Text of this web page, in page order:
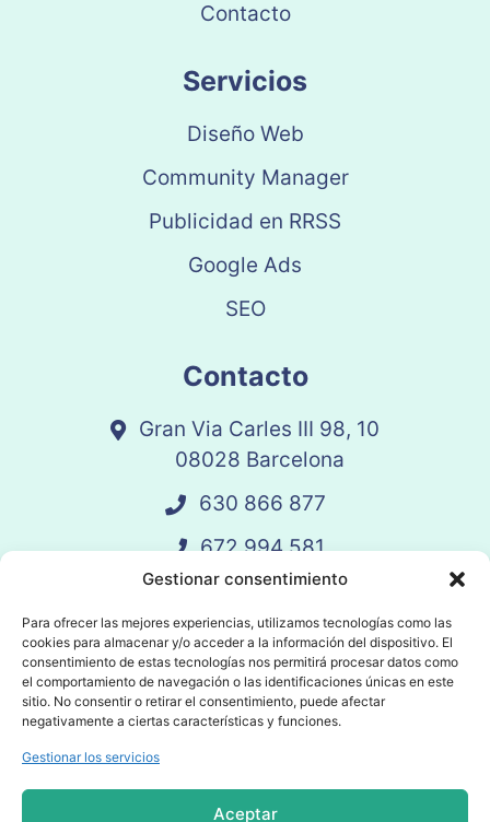
Gestionar consentimiento
Para ofrecer las mejores experiencias, utilizamos tecnologías como las
cookies para almacenar y/o acceder a la información del dispositivo. El
consentimiento de estas tecnologías nos permitirá procesar datos como
el comportamiento de navegación o las identificaciones únicas en este
sitio. No consentir o retirar el consentimiento, puede afectar
negativamente a ciertas características y funciones.
Gestionar los servicios
Aceptar
Contacto
Servicios
Diseño Web
Community Manager
Publicidad en RRSS
Google Ads
SEO
Contacto
Gran Via Carles III 98, 10
08028 Barcelona
630 866 877
672 994 581
vandelay@vandelay.es
Agendar Llamada
reservados.